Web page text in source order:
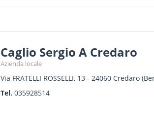
Caglio Sergio A Credaro
Azienda locale
Via FRATELLI ROSSELLI, 13- 24060 Credaro
Tel. 035928514